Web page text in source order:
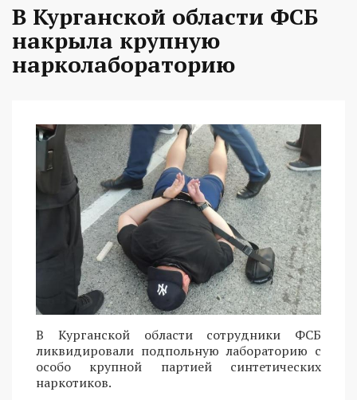
В Курганской области ФСБ
накрыла крупную
нарколабораторию
В Курганской области сотрудники ФСБ
ликвидировали подпольную лабораторию с
особо крупной партией синтетических
наркотиков.